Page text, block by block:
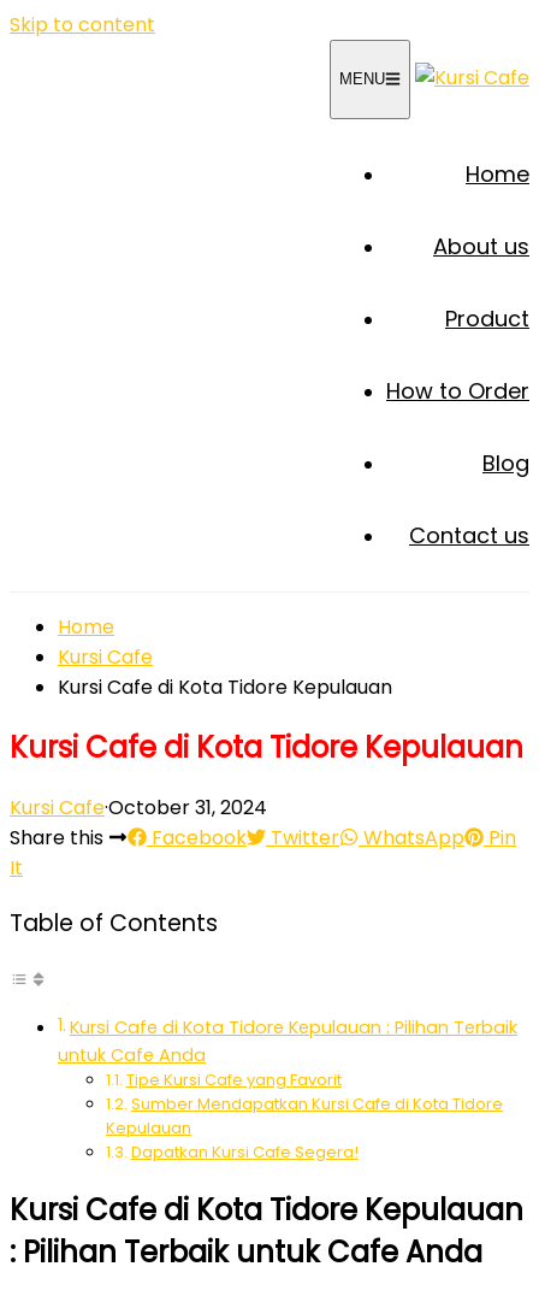
Skip to content
MENU
Home
About us
Product
How to Order
Blog
Contact us
Home
Kursi Cafe
Kursi Cafe di Kota Tidore Kepulauan
Kursi Cafe di Kota Tidore Kepulauan
Kursi Cafe·October 31, 2024
Share this
Facebook Twitter WhatsApp
Pin
It
Table of Contents
Kursi Cafe di Kota Tidore Kepulauan : Pilihan Terbaik
untuk Cafe Anda
Tipe Kursi Cafe yang Favorit
Sumber Mendapatkan Kursi Cafe di Kota Tidore
Kepulauan
Dapatkan Kursi Cafe Segera!
Kursi Cafe di Kota Tidore Kepulauan
: Pilihan Terbaik untuk Cafe Anda